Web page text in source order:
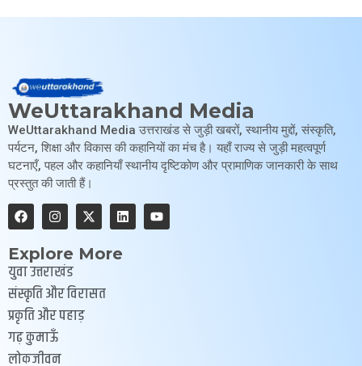
WeUttarakhand Media
WeUttarakhand Media उत्तराखंड से जुड़ी खबरों, स्थानीय मुद्दों, संस्कृति,
पर्यटन, शिक्षा और विकास की कहानियों का मंच है। यहाँ राज्य से जुड़ी महत्वपूर्ण
घटनाएँ, पहल और कहानियाँ स्थानीय दृष्टिकोण और प्रामाणिक जानकारी के साथ
प्रस्तुत की जाती हैं।
Explore More
युवा उत्तराखंड
संस्कृति और विरासत
प्रकृति और पहाड़
गढ़ कुमाऊँ
लोकजीवन